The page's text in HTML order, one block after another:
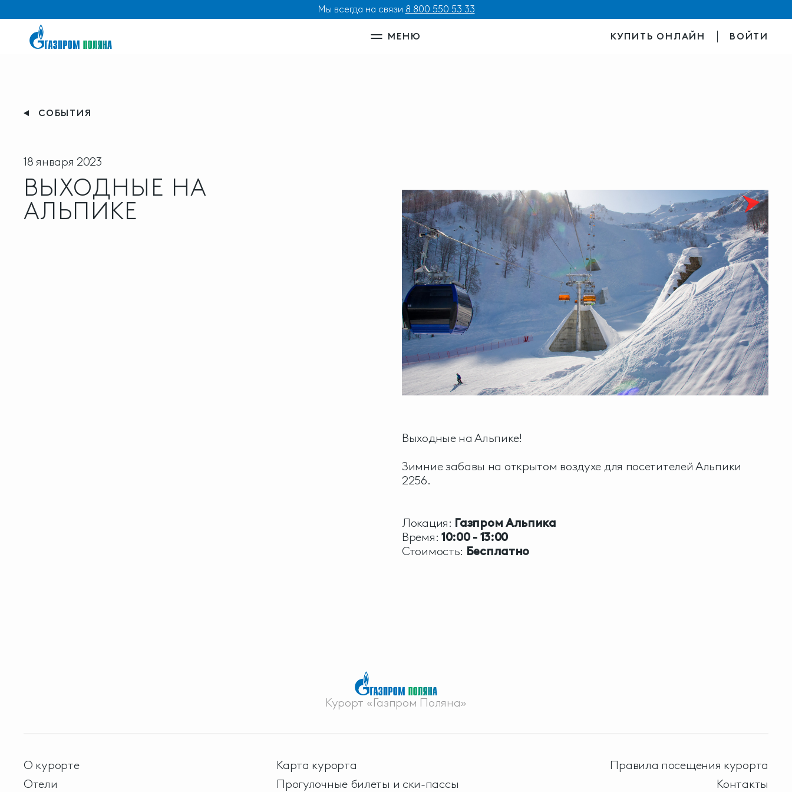
Мы всегда на связи 8 800 550 53 33
МЕНЮ КУПИТЬ ОНЛАЙН ВОЙТИ
СОБЫТИЯ
18 января 2023
ВЫХОДНЫЕ НА
АЛЬПИКЕ
Выходные на Альпике!
Зимние забавы на открытом воздухе для посетителей Альпики
2256.
Локация: ГазпромАльпика
Время: 10:00 - 13:00
Стоимость: Бесплатно
Курорт «Газпром Поляна»
О курорте
Отели
Карта курорта
Прогулочные билеты и ски-пассы
Правила посещения курорта
Контакты